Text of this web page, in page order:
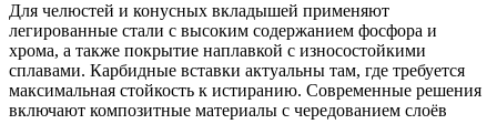
Для челюстей и конусных вкладышей применяют
легированные стали с высоким содержанием фосфора и
хрома, а также покрытие наплавкой с износостойкими
сплавами. Карбидные вставки актуальны там, где требуется
максимальная стойкость к истиранию. Современные решения
включают композитные материалы с чередованием слоёв